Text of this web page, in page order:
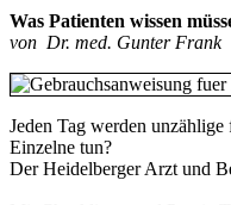
Was Patienten wissen
von Dr. med. Gunter Frank
Jeden Tag werden
Einzelne tun?
Der Heidelberger Arzt und